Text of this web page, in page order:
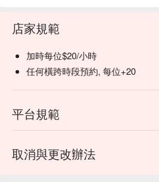
店家規範
加時每位$20/小時
任何橫跨時段預約, 每位+20
平台規範
取消與更改辦法